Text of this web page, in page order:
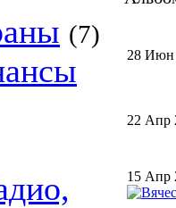
(7)
28
22 Апр
15 Апр